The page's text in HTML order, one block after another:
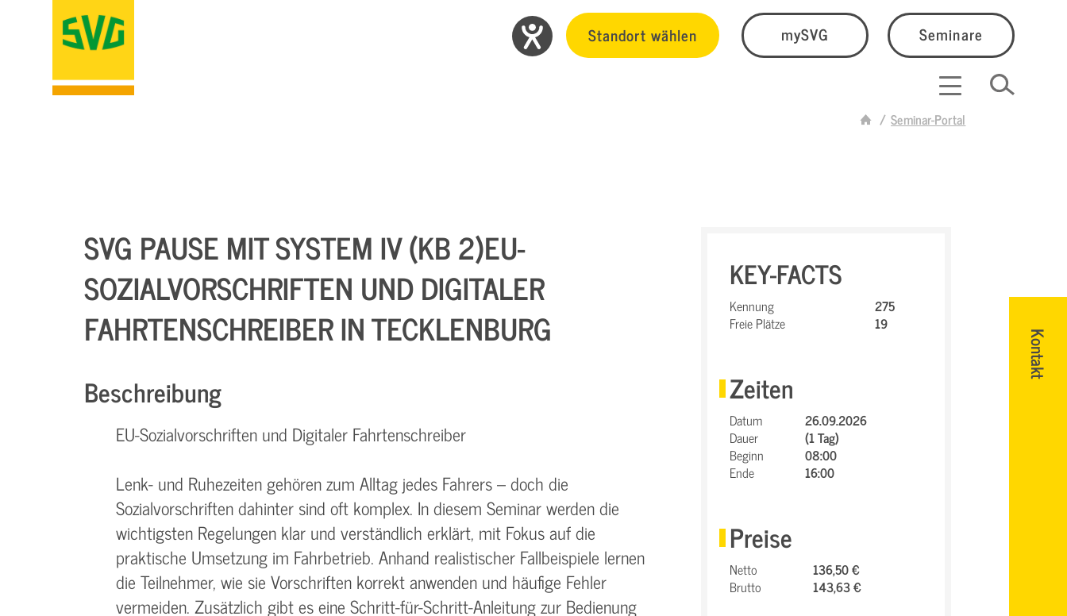
Standort wählen mySVG Seminare
Seminar-Portal
Kontakt
SVG PAUSE MIT SYSTEM IV (KB 2)EU-
SOZIALVORSCHRIFTEN UND DIGITALER
FAHRTENSCHREIBER IN TECKLENBURG
Beschreibung
EU-Sozialvorschriften und Digitaler Fahrtenschreiber
Lenk- und Ruhezeiten gehören zum Alltag jedes Fahrers – doch die
Sozialvorschriften dahinter sind oft komplex. In diesem Seminar werden die
wichtigsten Regelungen klar und verständlich erklärt, mit Fokus auf die
praktische Umsetzung im Fahrbetrieb. Anhand realistischer Fallbeispiele lernen
die Teilnehmer, wie sie Vorschriften korrekt anwenden und häufige Fehler
vermeiden. Zusätzlich gibt es eine Schritt-für-Schritt-Anleitung zur Bedienung
KEY-FACTS
Kennung
275
Freie Plätze
19
Zeiten
Datum
26.09.2026
Dauer
(1 Tag)
Beginn
08:00
Ende
16:00
Preise
Netto
136,50 €
Brutto
143,63 €